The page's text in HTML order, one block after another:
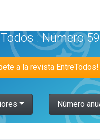
: Número 59
a la revista EntreTodos!
Número